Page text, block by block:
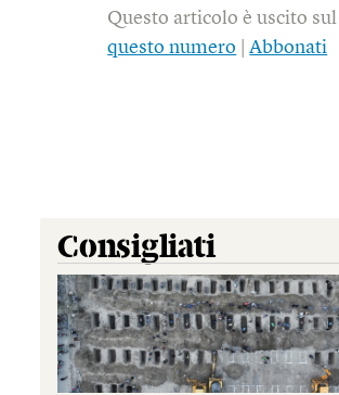
Questo articolo è uscito
questo numero |Abbonati
Consigliati